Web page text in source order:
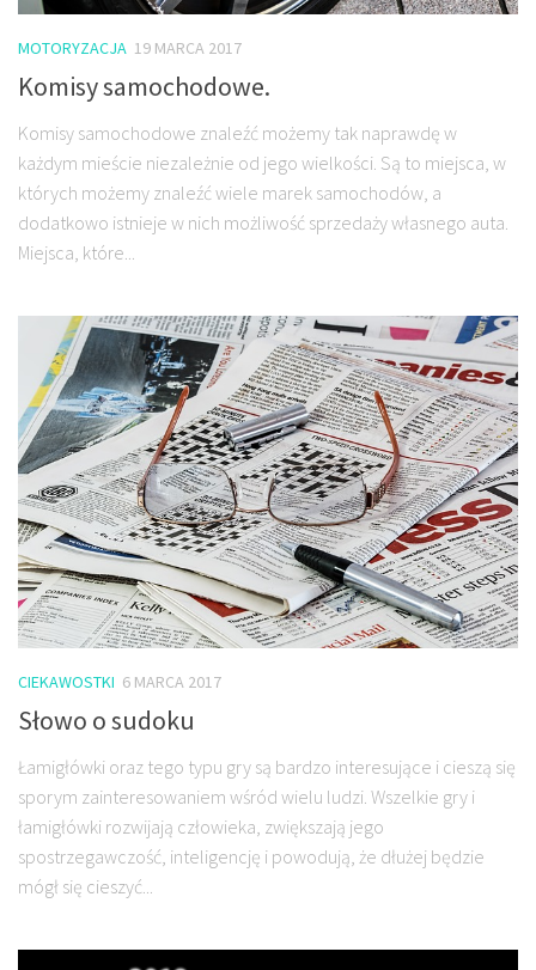
MOTORYZACJA 19 MARCA 2017
Komisy samochodowe.
Komisy samochodowe znaleźć możemy tak naprawdę w
każdym mieście niezależnie od jego wielkości. Są to miejsca, w
których możemy znaleźć wiele marek samochodów, a
dodatkowo istnieje w nich możliwość sprzedaży własnego auta.
Miejsca, które...
CIEKAWOSTKI 6 MARCA 2017
Słowo o sudoku
Łamigłówki oraz tego typu gry są bardzo interesujące i cieszą się
sporym zainteresowaniem wśród wielu ludzi. Wszelkie gry i
łamigłówki rozwijają człowieka, zwiększają jego
spostrzegawczość, inteligencję i powodują, że dłużej będzie
mógł się cieszyć...